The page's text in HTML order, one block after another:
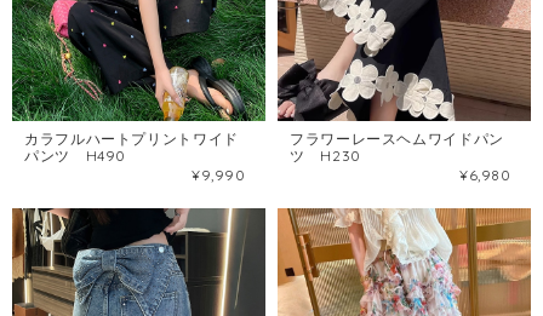
カラフルハートプリントワイド
パンツ H490
¥9,990
フラワーレースヘムワイドパン
ツ H230
¥6,980